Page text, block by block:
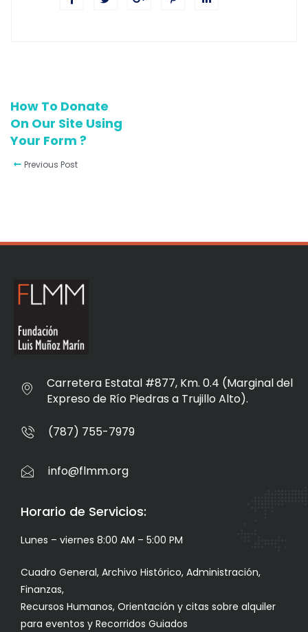
How To Donate
On Our Site Using
Your Form ?
Previous Post
Carretera Estatal #877, Km. 0.4 (Marginal del
Expreso de Río Piedras a Trujillo Alto).
(787) 755-7979
info@flmm.org
Horario de Servicios:
Lunes – viernes 8:00 AM – 5:00 PM
Cuadro General, Archivo Histórico, Administración,
Finanzas,
Recursos Humanos, Orientación y citas sobre alquiler
para eventos y Recorridos Guiados